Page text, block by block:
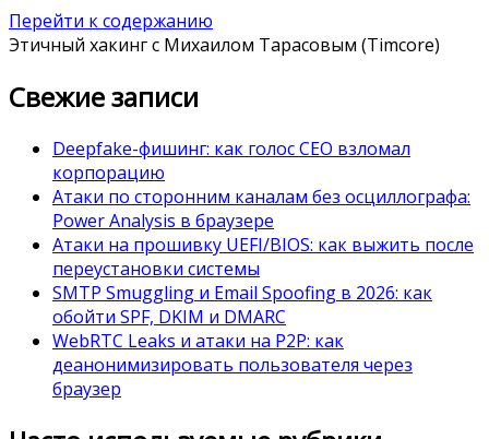
Перейти к содержанию
Этичный хакинг с Михаилом Тарасовым (Timcore)
Свежие записи
Deepfake-фишинг: как голос CEO взломал
корпорацию
Атаки по сторонним каналам без осциллографа:
Power Analysis в браузере
Атаки на прошивку UEFI/BIOS: как выжить после
переустановки системы
SMTP Smuggling и Email Spoofing в 2026: как
обойти SPF, DKIM и DMARC
WebRTC Leaks и атаки на P2P: как
деанонимизировать пользователя через
браузер